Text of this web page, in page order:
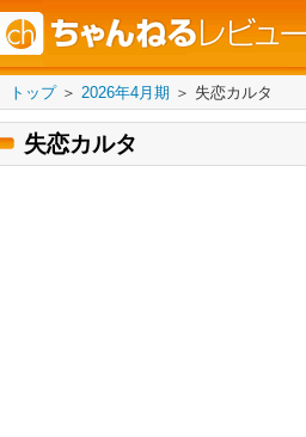
トップ＞ 2026年4月期 ＞ 失恋カルタ
失恋カルタ